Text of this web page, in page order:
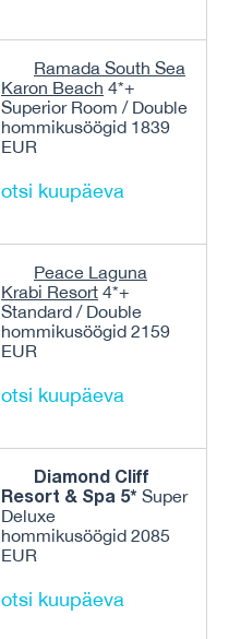
Ramada South Sea
Karon Beach 4*+
Superior Room / Double
hommikusöögid 1839
EUR
otsi kuupäeva
Peace Laguna
Krabi Resort 4*+
Standard / Double
hommikusöögid 2159
EUR
otsi kuupäeva
Diamond Cliff
Resort & Spa 5* Super
Deluxe
hommikusöögid 2085
EUR
otsi kuupäeva